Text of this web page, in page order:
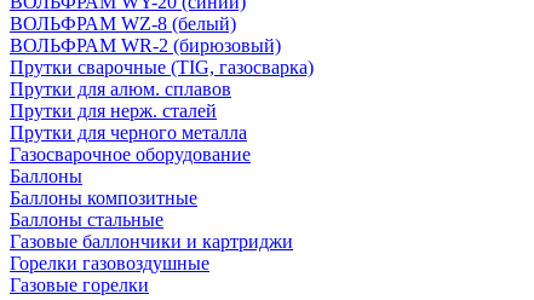
ВОЛЬФРАМ WZ-8 (белый)
ВОЛЬФРАМ WR-2 (бирюзовый)
Прутки сварочные (TIG, газосварка)
Прутки для алюм. сплавов
Прутки для нерж. сталей
Прутки для черного металла
Газосварочное оборудование
Баллоны
Баллоны композитные
Баллоны стальные
Газовые баллончики и картриджи
Горелки газовоздушные
Газовые горелки